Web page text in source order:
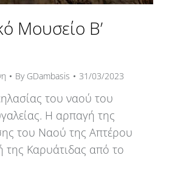
Μουσείο Β’
By GDambasis 31/03/2023
του ναού του
Η αρπαγή της
του Ναού της Απτέρου
της Καρυάτιδας από το